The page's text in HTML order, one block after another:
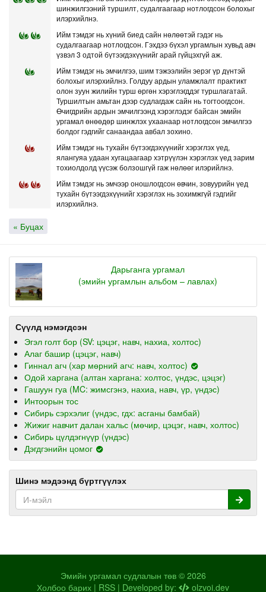
шинжилгээний туршилт, судалгаагаар нотлогдсон болохыг
илэрхийлнэ.
Ийм тэмдэг нь хүний биед сайн нөлөөтэй гэдэг нь
судалгаагаар нотлогдсон. Гэхдээ бүхэл ургамлын хувьд авч
үзвэл 3 одтой бүтээгдэхүүнийг арай гүйцэхгүй аж.
Ийм тэмдэг нь эмчилгээ, шим тэжээлийн эерэг үр дүнтэй
болохыг илэрхийлнэ. Голдуу ардын уламжлалт практикт
олон зуун жилийн турш өргөн хэрэглэгддэг туршлагатай.
Туршилтын амьтан дээр судлагдаж сайн нь тогтоогдсон.
Өчигдрийн ардын эмчилгээнд хэрэглэдэг байсан эмийн
ургамал өнөөдөр шинжлэх ухаанаар нотлогдсон эмчилгээ
болдог гэдгийг санаандаа авбал зохино.
Ийм тэмдэг нь тухайн бүтээгдэхүүнийг хэрэглэх үед,
ялангуяа удаан хугацаагаар хэтрүүлэн хэрэглэх үед зарим
тохиолдолд үүсэж болзошгүй гаж нөлөөг илэрийлнэ.
Ийм тэмдэг нь эмчээр оношлогдсон өвчин, зовуурийн үед
тухайн бүтээгдэхүүнийг хэрэглэх нь зохимжгүй гэдгийг
илэрхийлнэ.
« Буцах
Дарьганга ургамал
(эмийн ургамлын альбом – лавлах)
Сүүлд нэмэгдсэн
Эгэл голт бор (SV: цэцэг, навч, нахиа, холтос)
Алаг башир (цэцэг, навч)
Гиннал агч (хар мөрний агч: навч, холтос)
Одой харгана (алтан харгана: холтос, үндэс, цэцэг)
Гашуун гуа (MC: жимсгэнэ, нахиа, навч, үр, үндэс)
Интоорын тос
Сибирь сэрхэлиг (үндэс, гдх: асганы бамбай)
Жижиг навчит далан хальс (мөчир, цэцэг, навч, холтос)
Сибирь цүлдэгнүүр (үндэс)
Дэгдгэнийн цомог
Шинэ мэдээнд бүртгүүлэх
Эмийн ургамал судлалын төв © 2026
Холбоо барих | RSS | Developed by: olzvoi.dev